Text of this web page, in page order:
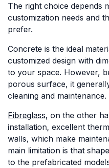
The right choice depends
customization needs and
prefer.
Concrete is the ideal
customized design with
to your space. However,
porous surface, it
cleaning and maintenance.
Fibreglass, on the other
installation, excellent
walls, which make
main limitation is that
to the prefabricated